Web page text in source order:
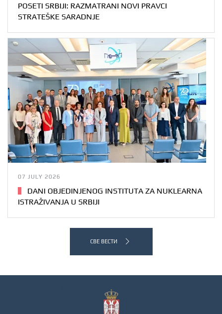
POSETI SRBIJI: RAZMATRANI NOVI PRAVCI
STRATEŠKE SARADNJE
07 JULY 2026
DANI OBJEDINJENOG INSTITUTA ZA NUKLEARNA
ISTRAŽIVANJA U SRBIJI
СВЕ ВЕСТИ